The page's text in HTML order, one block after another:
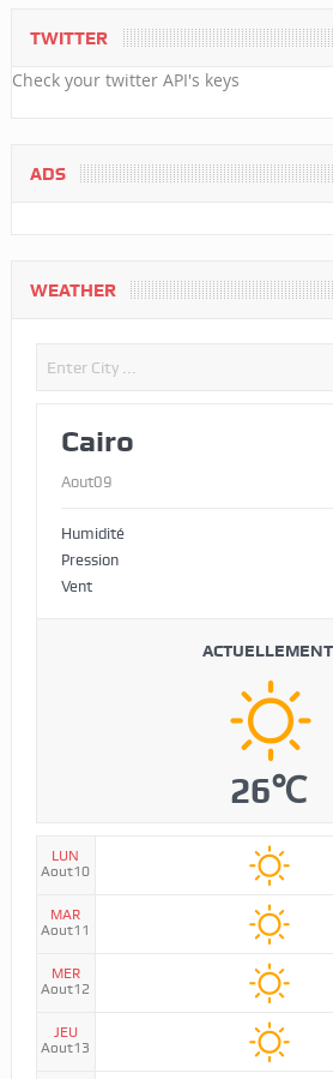
TWITTER
Check your twitter API's keys
ADS
WEATHER
Cairo
Aout09
Humidité
Pression
Vent
ACTUELLEMENT
26℃
LUN
Aout10
MAR
Aout11
MER
Aout12
JEU
Aout13